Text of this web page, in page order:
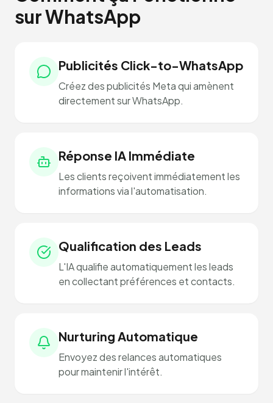
sur WhatsApp
Publicités Click-to-WhatsApp
Créez des publicités Meta qui amènent
directement sur WhatsApp.
Réponse IA Immédiate
Les clients reçoivent immédiatement les
informations via l'automatisation.
Qualification des Leads
L'IA qualifie automatiquement les leads
en collectant préférences et contacts.
Nurturing Automatique
Envoyez des relances automatiques
pour maintenir l'intérêt.